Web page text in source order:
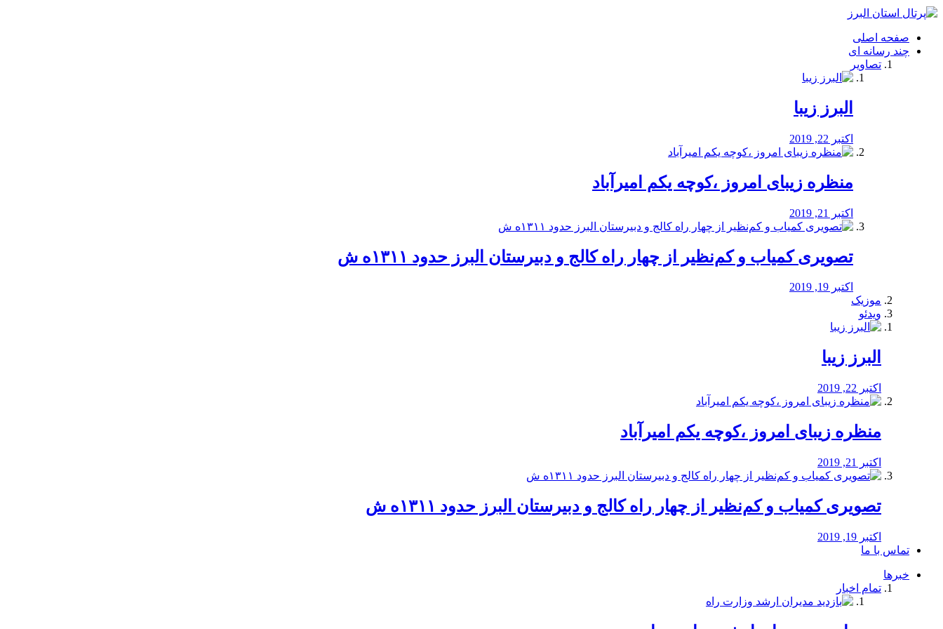
فصد
شرق
تهران
خشکشویی
صفحه اصلی
چند رسانه ای
تصاویر
البرز زیبا
اکتبر 22, 2019
منظره‌‌ زیبای امروز ،کوچه یکم امیرآباد
اکتبر 21, 2019
️تصویری کمیاب و کم‌نظیر از چهار راه كالج و دبيرستان البرز حدود ۱۳۱۱ه ش
اکتبر 19, 2019
موزیک
ویدئو
البرز زیبا
اکتبر 22, 2019
منظره‌‌ زیبای امروز ،کوچه یکم امیرآباد
اکتبر 21, 2019
️تصویری کمیاب و کم‌نظیر از چهار راه كالج و دبيرستان البرز حدود ۱۳۱۱ه ش
اکتبر 19, 2019
تماس با ما
خبرها
تمام اخبار